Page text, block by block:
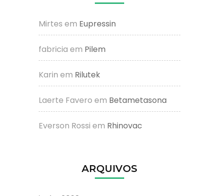
Mirtes em Eupressin
fabricia em Pilem
Karin em Rilutek
Laerte Favero em Betametasona
Everson Rossi em Rhinovac
ARQUIVOS